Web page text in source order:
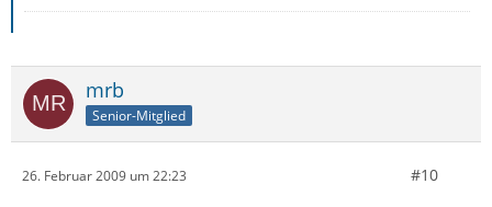
mrb
Senior-Mitglied
26. Februar 2009 um 22:23 #10